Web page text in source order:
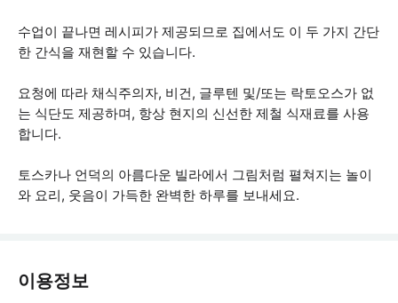
수업이 끝나면 레시피가 제공되므로 집에서도 이 두 가지 간단
한 간식을 재현할 수 있습니다.
요청에 따라 채식주의자, 비건, 글루텐 및/또는 락토오스가 없
는 식단도 제공하며, 항상 현지의 신선한 제철 식재료를 사용
합니다.
토스카나 언덕의 아름다운 빌라에서 그림처럼 펼쳐지는 놀이
와 요리, 웃음이 가득한 완벽한 하루를 보내세요.
이용정보